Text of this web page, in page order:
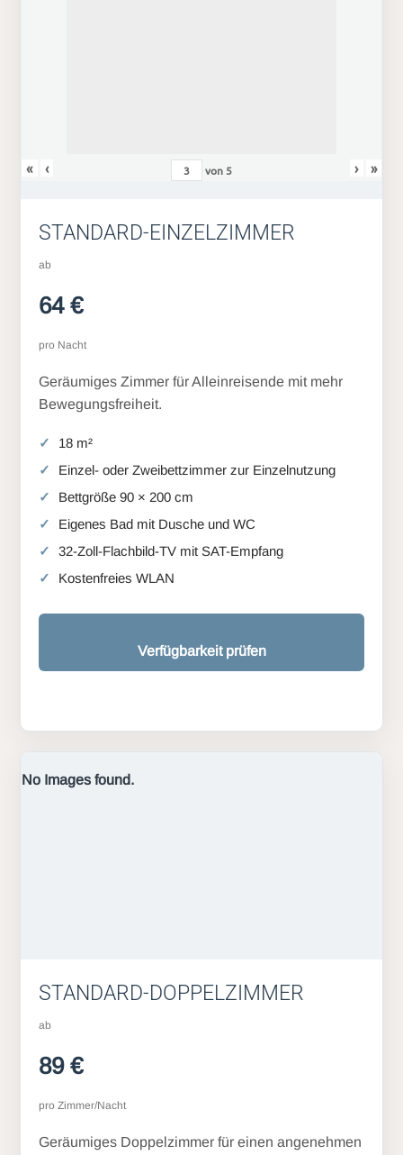
« ‹ von 5 › »
STANDARD-EINZELZIMMER
ab
64 €
pro Nacht
Geräumiges Zimmer für Alleinreisende mit mehr
Bewegungsfreiheit.
18 m²
Einzel- oder Zweibettzimmer zur Einzelnutzung
Bettgröße 90 × 200 cm
Eigenes Bad mit Dusche und WC
32-Zoll-Flachbild-TV mit SAT-Empfang
Kostenfreies WLAN
Verfügbarkeit prüfen
No Images found.
STANDARD-DOPPELZIMMER
ab
89 €
pro Zimmer/Nacht
Geräumiges Doppelzimmer für einen angenehmen